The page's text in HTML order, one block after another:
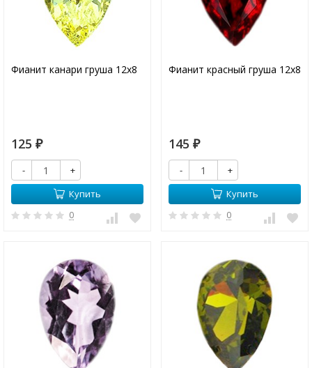
Фианит канари груша 12х8
125 ₽
-
+
Купить
0
Фианит красный груша 12х8
145 ₽
-
+
Купить
0